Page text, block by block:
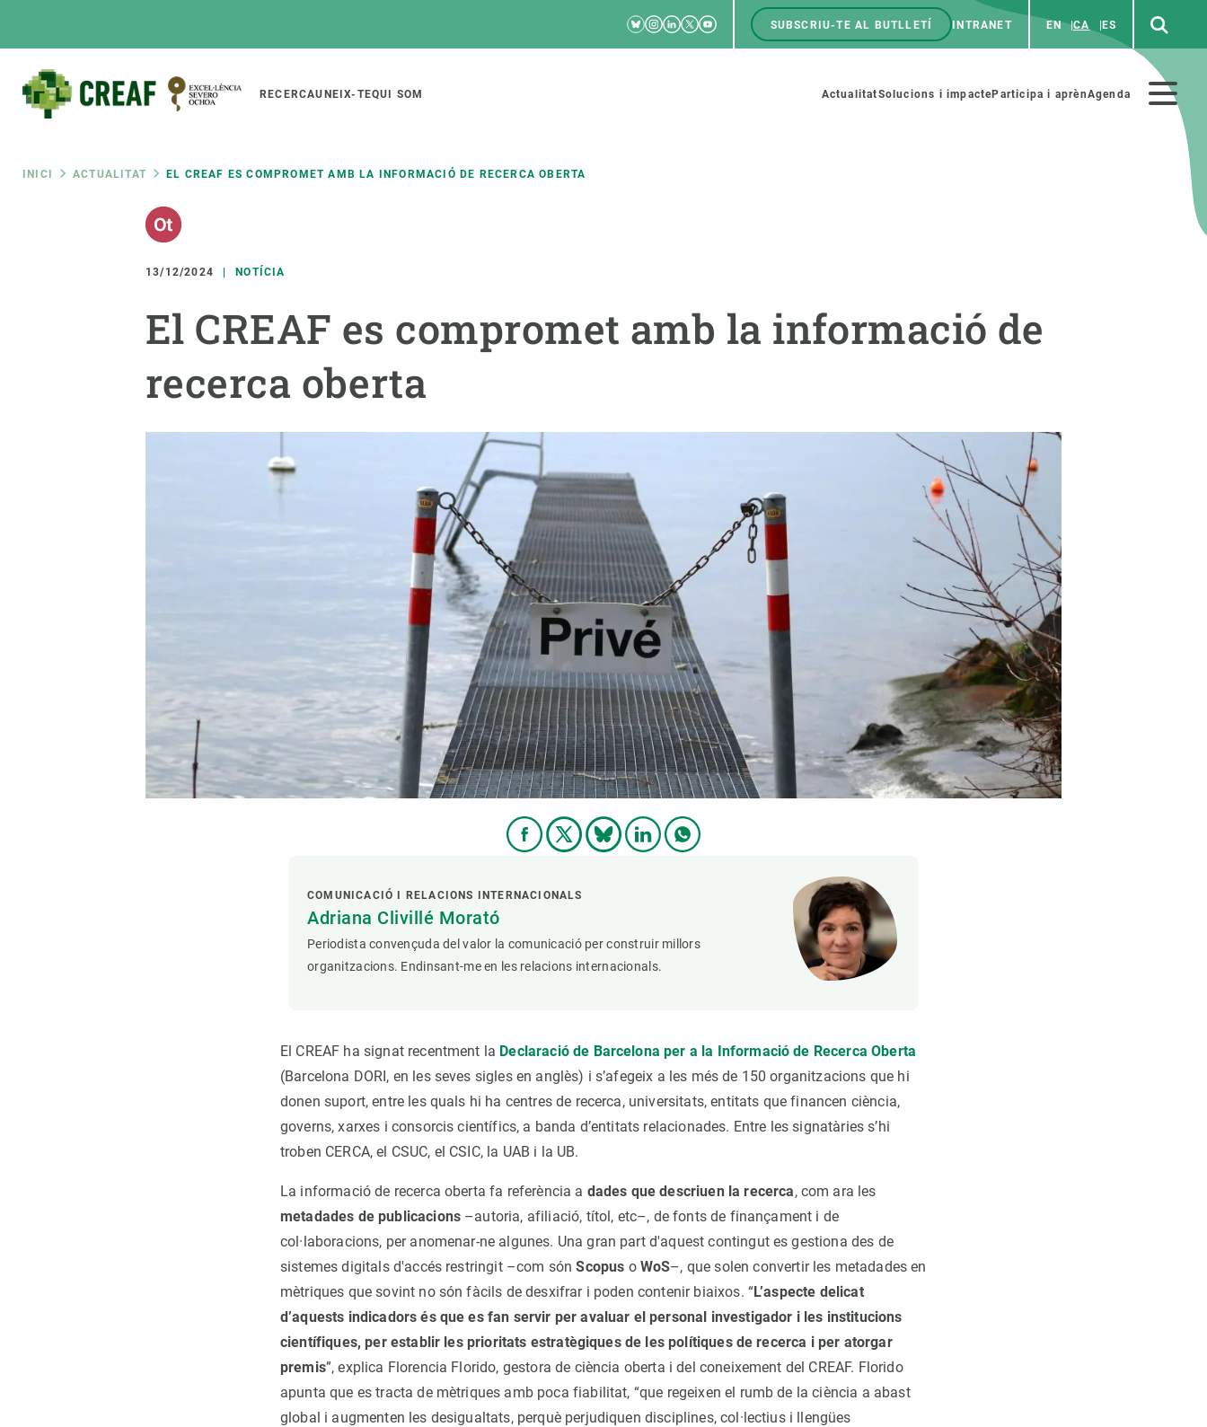
RRSS
Bluesky
Instagram
Linkedin
TwitterYoutube
Menú
SUBSCRIU-TE AL BUTLLETÍ INTRANET EN CA ES
Main
navigation
RECERCAUNEIX-TEQUI SOM
Menú
ActualitatSolucions i impacteParticipa i aprènAgenda
Fil
d'ariadna
INICI ACTUALITAT EL CREAF ES COMPROMET AMB LA INFORMACIÓ DE RECERCA OBERTA
13/12/2024 NOTÍCIA
El CREAF es compromet amb la informació de
recerca oberta
COMUNICACIÓ I RELACIONS INTERNACIONALS
Adriana Clivillé Morató
Periodista convençuda del valor la comunicació per construir millors
organitzacions. Endinsant-me en les relacions internacionals.
El CREAF ha signat recentment la Declaració de Barcelona per a la Informació de Recerca Oberta
(Barcelona DORI, en les seves sigles en anglès) i s’afegeix a les més de 150 organitzacions que hi
donen suport, entre les quals hi ha centres de recerca, universitats, entitats que financen ciència,
governs, xarxes i consorcis científics, a banda d’entitats relacionades. Entre les signatàries s’hi
troben CERCA, el CSUC, el CSIC, la UAB i la UB.
La informació de recerca oberta fa referència a dades que descriuen la recerca, com ara les
metadades de publicacions –autoria, afiliació, títol, etc–, de fonts de finançament i de
col·laboracions, per anomenar-ne algunes. Una gran part d'aquest contingut es gestiona des de
sistemes digitals d'accés restringit –com sónScopus o WoS–, que solen convertir les metadades en
mètriques que sovint no són fàcils de desxifrar i poden contenir biaixos. “L’aspecte delicat
d’aquests indicadors és que es fan servir per avaluar el personal investigador i les institucions
científiques, per establir les prioritats estratègiques de les polítiques de recerca i per atorgar
premis”, explica Florencia Florido, gestora de ciència oberta i del coneixement del CREAF. Florido
apunta que es tracta de mètriques amb poca fiabilitat, “que regeixen el rumb de la ciència a abast
global i augmenten les desigualtats, perquè perjudiquen disciplines, col·lectius i llengües
Featured
responsive
Responsive
menu
SOBRE NOSALTRES
Organització institucional
Infraestructures
Biodiversitat
Funcionament dels ecosistemes
Temes transversals
Publicacions
Solucions
Innovació
Oportunitats acadèmiques
Vine de visitant o sabàtic
Un lloc on créixer
Desenvolupament de carrera
Seminaris i activitats internes
T’oferim formació
Fes ciència amb nosaltres Esdeveniments anteriors
Canvi global
Funcionament dels ecosistemes
Observació de la terra